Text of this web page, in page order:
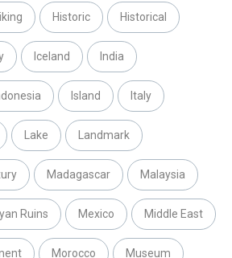
Historic Historical
Iceland India
Island Italy
Lake Landmark
Madagascar Malaysia
Ruins Mexico Middle East
Morocco Museum